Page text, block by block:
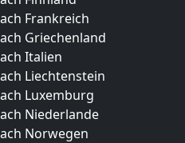
Frankreich
Griechenland
Italien
Liechtenstein
Luxemburg
Niederlande
Norwegen